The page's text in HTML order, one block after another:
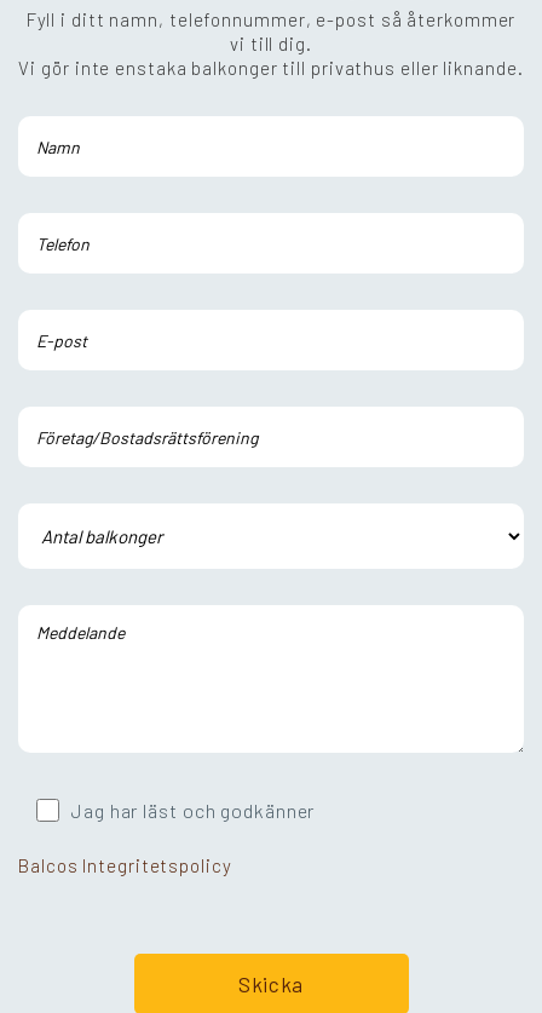
Fyll i ditt namn, telefonnummer, e-post så återkommer
vi till dig.
Vi gör inte enstaka balkonger till privathus eller liknande.
Lämna detta fält tomt.
Jag har läst och godkänner
Balcos Integritetspolicy